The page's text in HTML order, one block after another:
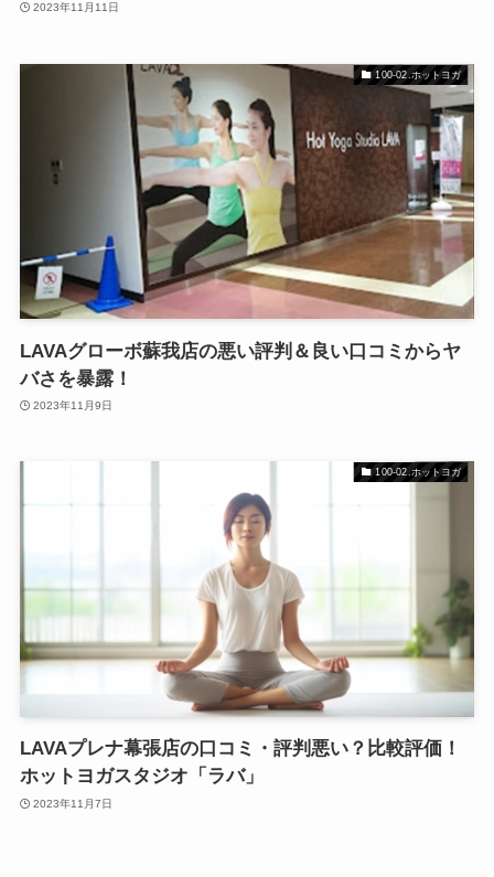
2023年11月11日
100-02.ホットヨガ
LAVAグローボ蘇我店の悪い評判＆良い口コミからヤ
バさを暴露！
2023年11月9日
100-02.ホットヨガ
LAVAプレナ幕張店の口コミ・評判悪い？比較評価！
ホットヨガスタジオ「ラバ」
2023年11月7日